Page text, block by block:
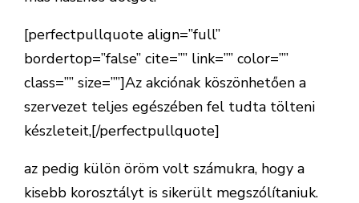
[perfectpullquote align=”full”
bordertop=”false” cite=”” link=”” color=””
class=”” size=””]Az akciónak köszönhetően a
szervezet teljes egészében fel tudta tölteni
készleteit,[/perfectpullquote]
az pedig külön öröm volt számukra, hogy a
kisebb korosztályt is sikerült megszólítaniuk.